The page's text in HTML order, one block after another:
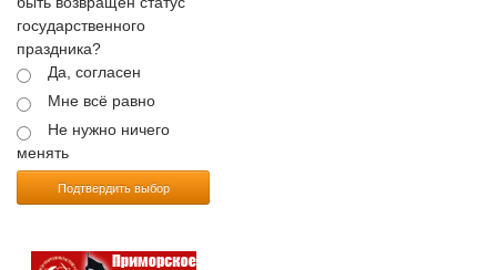
государственного
праздника?
Да, согласен
Мне всё равно
Не нужно ничего
менять
Подтвердить выбор